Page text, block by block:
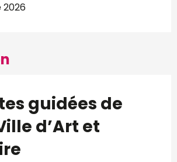
2026
guidées de
d’Art et